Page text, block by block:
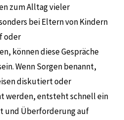
zum Alltag vieler
bei Eltern von Kindern
oder
können diese Gespräche
Wenn Sorgen benannt,
diskutiert oder
werden, entsteht schnell ein
und Überforderung auf